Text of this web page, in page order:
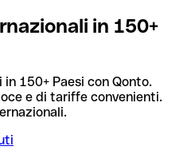
in 150+
150+ Paesi con Qonto.
e di tariffe convenienti.